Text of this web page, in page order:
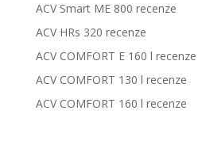
ACV Smart ME 800 recenze
ACV HRs 320 recenze
ACV COMFORT E 160 l recenze
ACV COMFORT 130 l recenze
ACV COMFORT 160 l recenze